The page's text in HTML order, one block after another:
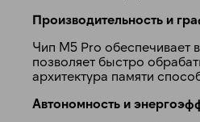
Производительность и
Чип M5 Pro обеспечивает
позволяет быстро
архитектура памяти
Автономность и